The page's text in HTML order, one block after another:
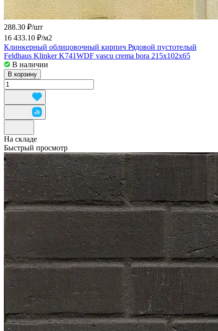
288.30 ₽/шт
16 433.10 ₽/м2
Клинкерный облицовочный кирпич Рядовой пустотелый
Feldhaus Klinker K741WDF vascu crema bora 215x102x65
В наличии
В корзину
На складе
Быстрый просмотр